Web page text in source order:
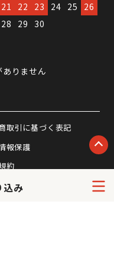
込み
21 22 23 24 25
26
28 29 30
りません
取引に基づく表記
報保護
約
マーハラスメント
針